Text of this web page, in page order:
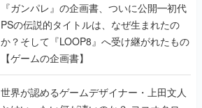
『ガンパレ』の企画書、ついに公開━初代
PSの伝説的タイトルは、なぜ生まれたの
か？そして『LOOP8』へ受け継がれたもの
【ゲームの企画書】
世界が認めるゲームデザイナー・上田文人